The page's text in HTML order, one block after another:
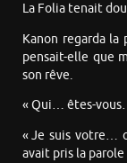
La Folia tenait
Kanon regarda la
pensait-elle que
son rêve.
« Qui… êtes-
« Je suis votre…
avait pris la